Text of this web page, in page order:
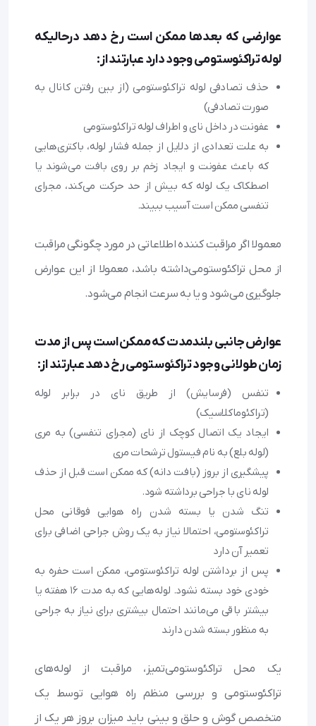
عوارضی که بعدها ممکن است رخ دهد درحالی‎که
لوله تراکئوستومی وجود دارد عبارتند از:
حذف تصادفی لوله تراکئوستومی (از بین رفتن کانال به
صورت تصادفی)
عفونت در داخل نای و اطراف لوله تراکئوستومی
به علت تعدادی از دلایل از جمله فشار لوله، باکتری‌هایی
که باعث عفونت و ایجاد زخم بر روی بافت می‌شوند یا
اصطکاک یک لوله که بیش از حد حرکت می‌کند، مجرای
تنفسی ممکن است آسیب ببیند.
معمولا اگر مراقبت کننده اطلاعاتی در مورد چگونگی مراقبت
از محل تراکئوستومی‌داشته باشد، معمولا از این عوارض
جلوگیری می‌شود و یا به سرعت انجام می‌شود.
عوارض جانبی بلندمدت که ممکن است پس از مدت
زمان طولانی وجود تراکئوستومی رخ دهد عبارتند از:
تنفس (فرسایش) از طریق نای در برابر لوله
(تراکئوماکلاسیک)
ایجاد یک اتصال کوچک از نای (مجرای تنفسی) به مری
(لوله بلع) به نام فیستول ترشحات مری
پیشگیری از بروز (بافت دانه) که ممکن است قبل از حذف
لوله نای با جراحی برداشته شود.
تنگ شدن یا بسته شدن راه هوایی فوقانی محل
تراکئوستومی، احتمالا نیاز به یک روش جراحی اضافی برای
تعمیر آن دارد
پس از برداشتن لوله تراکئوستومی، ممکن است حفره به
خودی خود بسته نشود. لوله‌هایی که به مدت 16 هفته یا
بیشتر باقی می‌مانند احتمال بیشتری برای نیاز به جراحی
به منظور بسته شدن دارند
یک محل تراکئوستومی‌تمیز، مراقبت از لوله‌های
تراکئوستومی و بررسی منظم راه هوایی توسط یک
متخصص گوش و حلق و بینی باید میزان بروز هر یک از